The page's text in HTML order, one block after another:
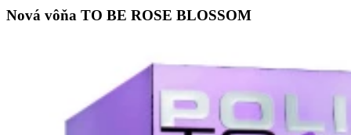
Nová vôňa TO BE ROSE BLOSSOM